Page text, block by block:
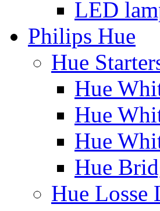
LED
Philips Hue
Hue
Hue
Hue
Hue
Hue
Hue Losse